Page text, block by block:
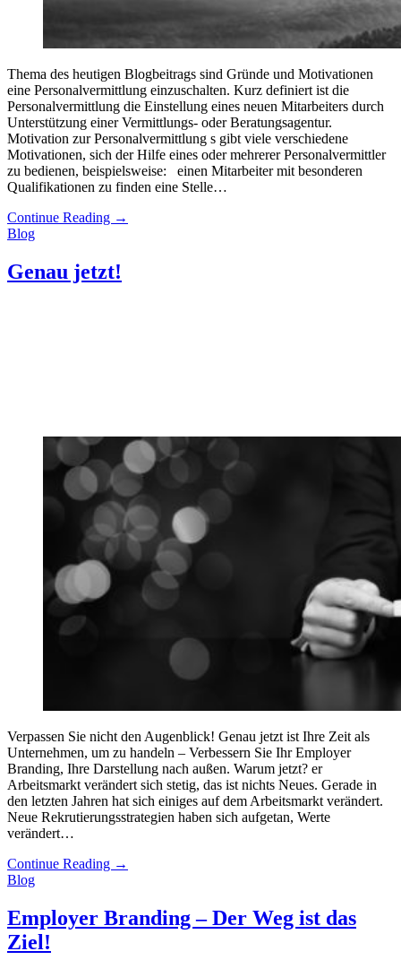
Thema des heutigen Blogbeitrags sind Gründe und Motivationen
eine Personalvermittlung einzuschalten. Kurz definiert ist die
Personalvermittlung die Einstellung eines neuen Mitarbeiters durch
Unterstützung einer Vermittlungs- oder Beratungsagentur.
Motivation zur Personalvermittlung s gibt viele verschiedene
Motivationen, sich der Hilfe eines oder mehrerer Personalvermittler
zu bedienen, beispielsweise: einen Mitarbeiter mit besonderen
Qualifikationen zu finden eine Stelle…
Continue Reading →
Blog
Genau jetzt!
Verpassen Sie nicht den Augenblick! Genau jetzt ist Ihre Zeit als
Unternehmen, um zu handeln – Verbessern Sie Ihr Employer
Branding, Ihre Darstellung nach außen. Warum jetzt? er
Arbeitsmarkt verändert sich stetig, das ist nichts Neues. Gerade in
den letzten Jahren hat sich einiges auf dem Arbeitsmarkt verändert.
Neue Rekrutierungsstrategien haben sich aufgetan, Werte
verändert…
Continue Reading →
Blog
Employer Branding – Der Weg ist das
Ziel!